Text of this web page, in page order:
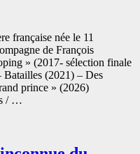
française née le 11
de François
» (2017- sélection finale
(2021) – Des
prince » (2026)
/ …